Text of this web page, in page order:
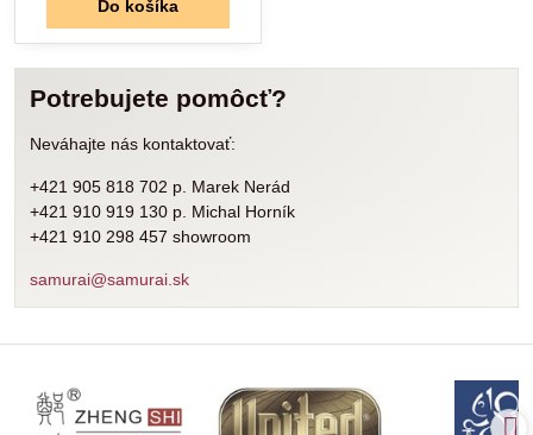
Do košíka
Potrebujete pomôcť?
Neváhajte nás kontaktovať:
+421 905 818 702 p. Marek Nerád
+421 910 919 130 p. Michal Horník
+421 910 298 457 showroom
samurai@samurai.sk